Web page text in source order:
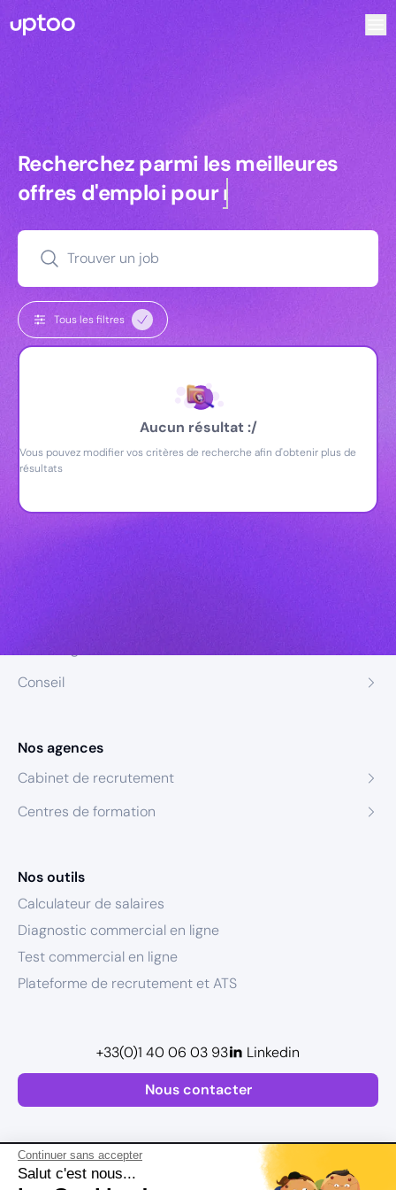
Continuer sans accepter
Salut c'est nous...
Recherchez parmi les meilleures
Recherchez parmi les meilleures
offres d'emploi pourmanagers
Trouver un job
Tous les filtres
Aucun résultat :/
Vous pouvez modifier vos critères de recherche afin d'obtenir plus de
résultats
Conseil
Nos agences
Cabinet de recrutement
Centres de formation
Nos outils
Calculateur de salaires
Diagnostic commercial en ligne
Test commercial en ligne
Plateforme de recrutement et ATS
Nous contacter
+33(0)1 40 06 03 93 Linkedin